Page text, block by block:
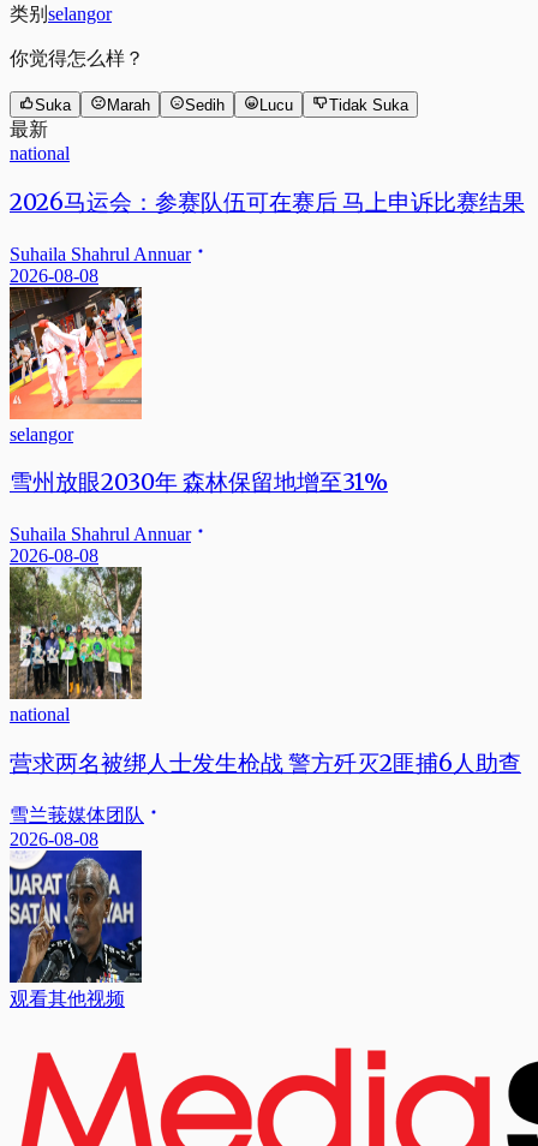
类别 selangor
你觉得怎么样？
Suka Marah Sedih Lucu Tidak Suka
最新
national
2026马运会：参赛队伍可在赛后 马上申诉比赛结果
Suhaila Shahrul Annuar
2026-08-08
selangor
雪州放眼2030年 森林保留地增至31%
Suhaila Shahrul Annuar
2026-08-08
national
营求两名被绑人士发生枪战 警方歼灭2匪捕6人助查
雪兰莪媒体团队
2026-08-08
观看其他视频